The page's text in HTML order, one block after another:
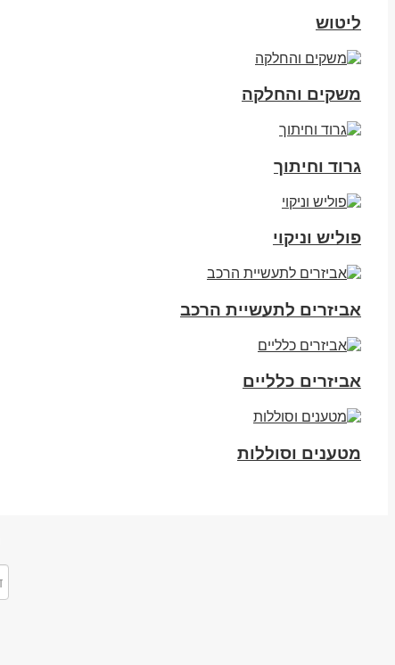
ליטוש
משקים והחלקה
גרוד וחיתוך
פוליש וניקוי
אביזרים לתעשיית הרכב
אביזרים כלליים
מטענים וסוללות